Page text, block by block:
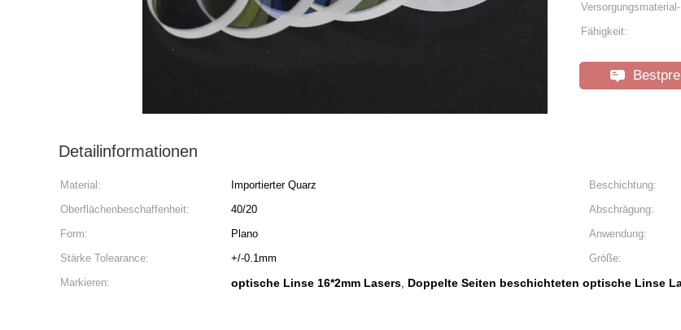
Versorgungsmaterial-
Fähigkeit:
Detailinformationen
Material: Importierter Quarz Beschichtung:
Oberflächenbeschaffenheit:
40/20 Abschrägung:
Form:
Plano Anwendung:
Stärke Tolearance:
+/-0.1mm Größe:
Markieren:
optische Linse 16*2mm Lasers, Doppelte Seiten beschichteten optische Linse